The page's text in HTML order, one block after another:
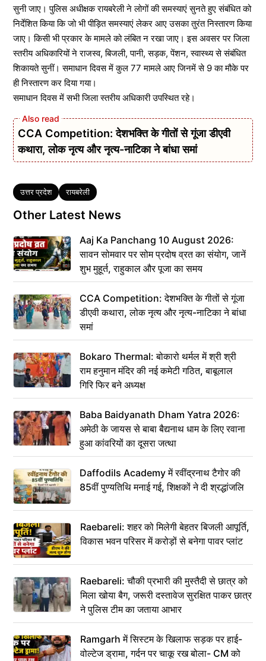
सुनी जाए। पुलिस अधीक्षक रायबरेली ने लोगों की समस्याएं सुनते हुए संबंधित को
निर्देशित किया कि जो भी पीड़ित समस्याएं लेकर आए उसका तुरंत निस्तारण किया
जाए। किसी भी प्रकार के मामले को लंबित न रखा जाए। इस अवसर पर जिला
स्तरीय अधिकारियों ने राजस्व, बिजली, पानी, सड़क, पेंशन, स्वास्थ्य से संबंधित
शिकायते सुनीं। समाधान दिवस में कुल 77 मामले आए जिनमें से 9 का मौके पर
ही निस्तारण कर दिया गया।
समाधान दिवस में सभी जिला स्तरीय अधिकारी उपस्थित रहे।
CCA Competition: देशभक्ति के गीतों से गूंजा डीएवी
कथारा, लोक नृत्य और नृत्य-नाटिका ने बांधा समां
Tags
उत्तर प्रदेश रायबरेली
Other Latest News
Aaj Ka Panchang 10 August 2026:
सावन सोमवार पर सोम प्रदोष व्रत का संयोग, जानें
शुभ मुहूर्त, राहुकाल और पूजा का समय
CCA Competition: देशभक्ति के गीतों से गूंजा
डीएवी कथारा, लोक नृत्य और नृत्य-नाटिका ने बांधा
समां
Bokaro Thermal: बोकारो थर्मल में श्री श्री
राम हनुमान मंदिर की नई कमेटी गठित, बाबूलाल
गिरि फिर बने अध्यक्ष
Baba Baidyanath Dham Yatra 2026:
अमेठी के जायस से बाबा बैद्यनाथ धाम के लिए रवाना
हुआ कांवरियों का दूसरा जत्था
Daffodils Academy में रवींद्रनाथ टैगोर की
85वीं पुण्यतिथि मनाई गई, शिक्षकों ने दी श्रद्धांजलि
Raebareli: शहर को मिलेगी बेहतर बिजली आपूर्ति,
विकास भवन परिसर में करोड़ों से बनेगा पावर प्लांट
Raebareli: चौकी प्रभारी की मुस्तैदी से छात्र को
मिला खोया बैग, जरूरी दस्तावेज सुरक्षित पाकर छात्र
ने पुलिस टीम का जताया आभार
Ramgarh में सिस्टम के खिलाफ सड़क पर हाई-
वोल्टेज ड्रामा, गर्दन पर चाकू रख बोला- CM को